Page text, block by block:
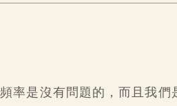
率是沒有問題的，而且我